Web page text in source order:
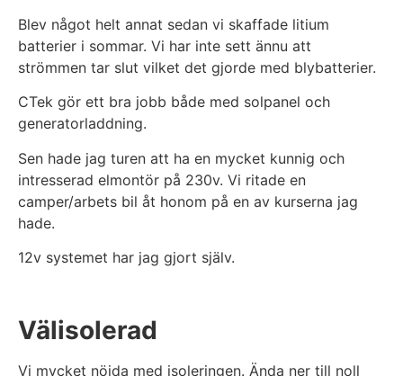
Blev något helt annat sedan vi skaffade litium
batterier i sommar. Vi har inte sett ännu att
strömmen tar slut vilket det gjorde med blybatterier.
CTek gör ett bra jobb både med solpanel och
generatorladdning.
Sen hade jag turen att ha en mycket kunnig och
intresserad elmontör på 230v. Vi ritade en
camper/arbets bil åt honom på en av kurserna jag
hade.
12v systemet har jag gjort själv.
Välisolerad
Vi mycket nöjda med isoleringen. Ända ner till noll